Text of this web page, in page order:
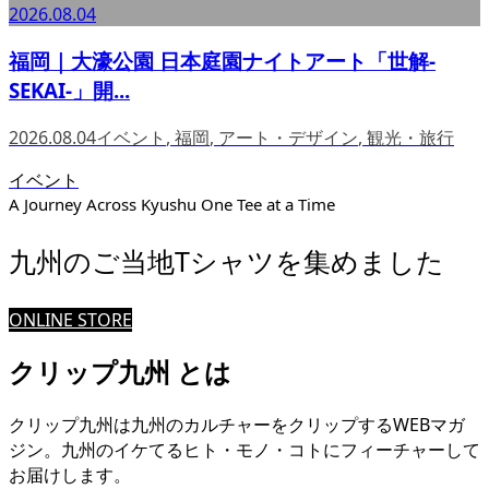
2026.08.04
福岡｜大濠公園 日本庭園ナイトアート「世解-
SEKAI-」開...
2026.08.04イベント , 福岡, アート・デザイン, 観光・旅行
イベント
A Journey Across Kyushu One Tee at a Time
九州のご当地Tシャツを集めました
ONLINE STORE
クリップ九州 とは
クリップ九州は九州のカルチャーをクリップするWEBマガ
ジン。九州のイケてるヒト・モノ・コトにフィーチャーして
お届けします。